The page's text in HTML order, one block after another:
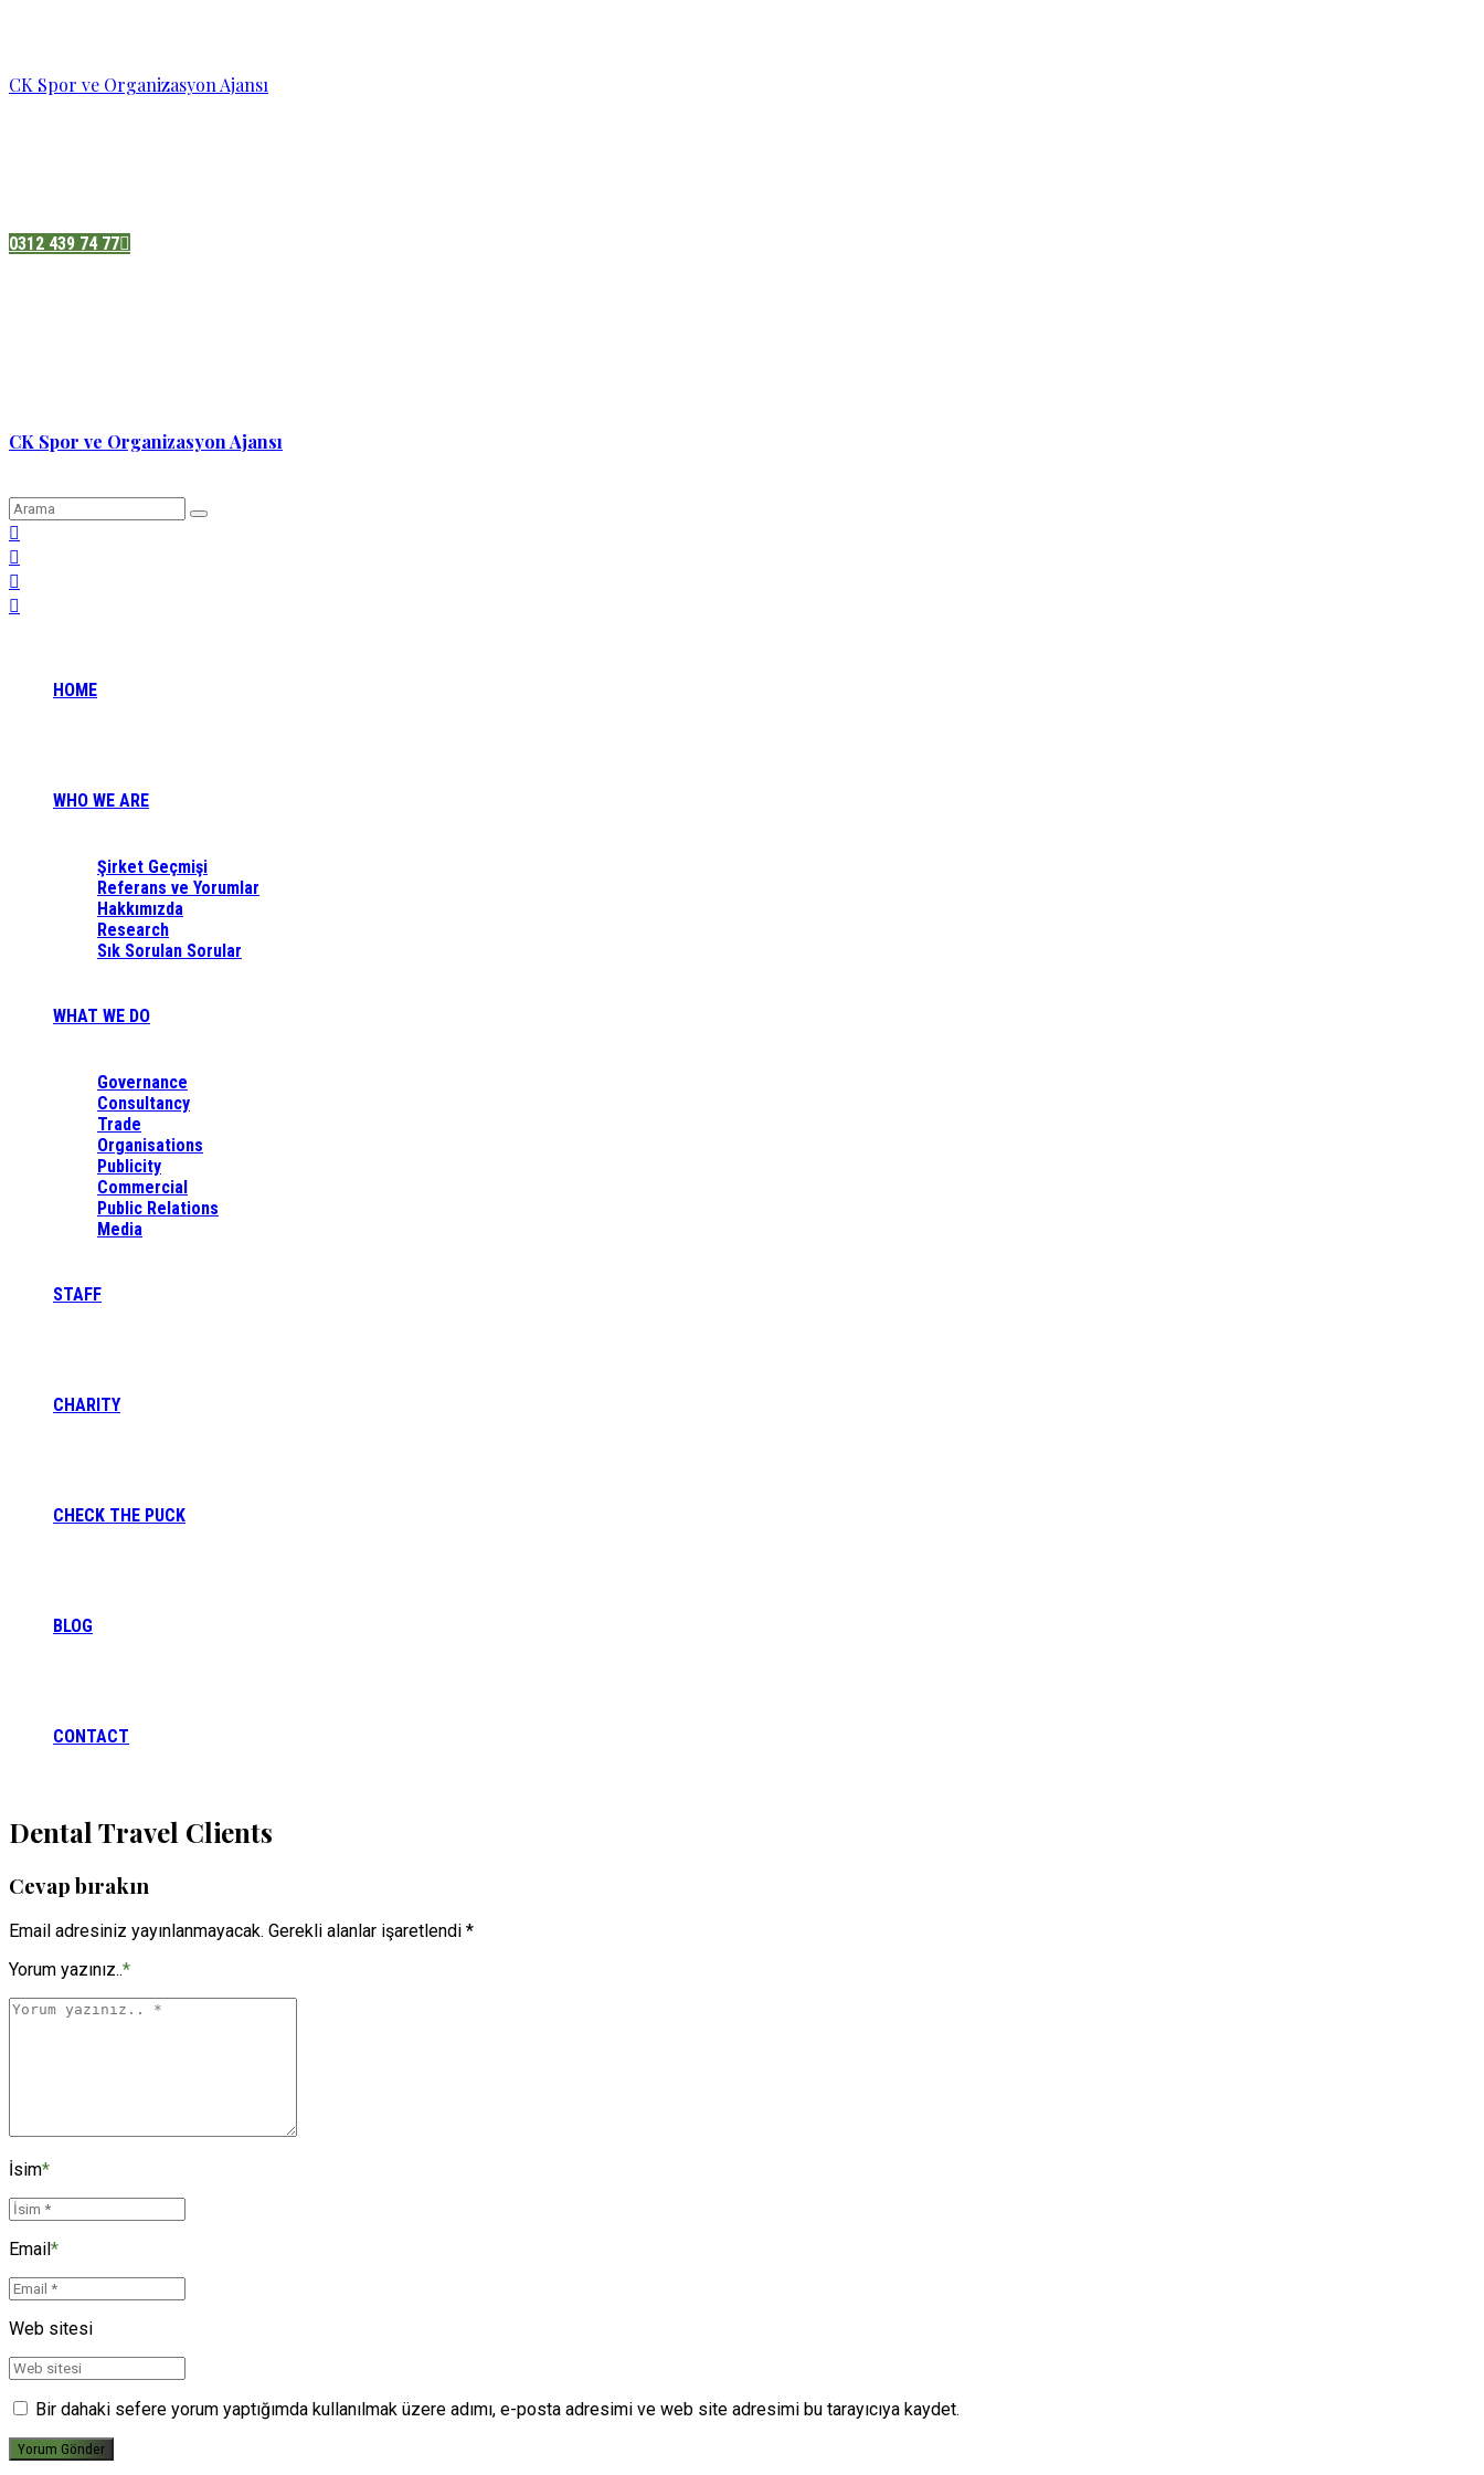
CK Spor ve Organizasyon Ajansı
0312 439 74 77
CK Spor ve Organizasyon Ajansı
HOME
WHO WE ARE
Şirket Geçmişi
Referans ve Yorumlar
Hakkımızda
Research
Sık Sorulan Sorular
WHAT WE DO
Governance
Consultancy
Trade
Organisations
Publicity
Commercial
Public Relations
Media
STAFF
CHARITY
CHECK THE PUCK
BLOG
CONTACT
Dental Travel Clients
Cevap bırakın
Email adresiniz yayınlanmayacak. Gerekli alanlar işaretlendi *
Yorum yazınız..*
İsim*
Email*
Web sitesi
Bir dahaki sefere yorum yaptığımda kullanılmak üzere adımı, e-posta adresimi ve web site adresimi bu tarayıcıya kaydet.
Yorum Gönder